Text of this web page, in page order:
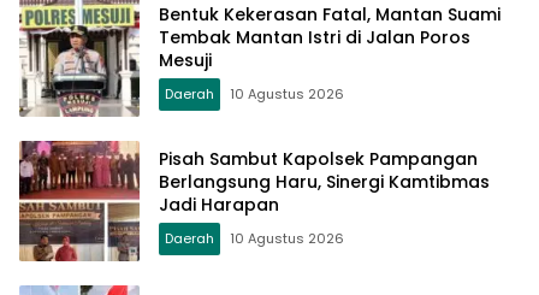
Bentuk Kekerasan Fatal, Mantan Suami
Tembak Mantan Istri di Jalan Poros
Mesuji
Daerah 10 Agustus 2026
Pisah Sambut Kapolsek Pampangan
Berlangsung Haru, Sinergi Kamtibmas
Jadi Harapan
Daerah 10 Agustus 2026